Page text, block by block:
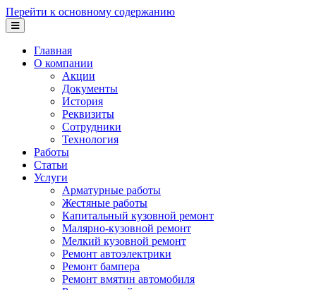
Перейти к основному содержанию
Главная
О компании
Акции
Документы
История
Реквизиты
Сотрудники
Технология
Работы
Статьи
Услуги
Арматурные работы
Жестяные работы
Капитальный кузовной ремонт
Малярно-кузовной ремонт
Мелкий кузовной ремонт
Ремонт автоэлектрики
Ремонт бампера
Ремонт вмятин автомобиля